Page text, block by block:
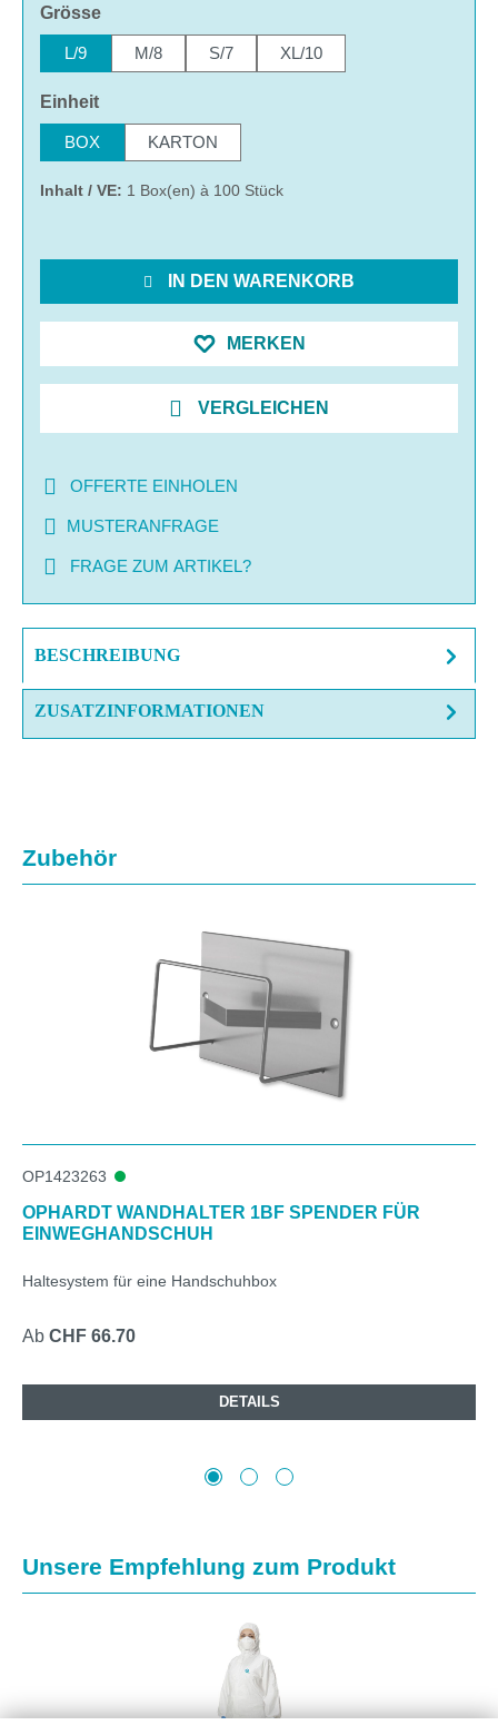
Grösseauswählen
L/9 M/8 S/7 XL/10
Einheitauswählen
BOX KARTON
Inhalt / VE: 1 Box(en) à 100 Stück
IN DEN WARENKORB
MERKEN
VERGLEICHEN
OFFERTE EINHOLEN
MUSTERANFRAGE
FRAGE ZUM ARTIKEL?
BESCHREIBUNG
ZUSATZINFORMATIONEN
Produktgalerie überspringen
Zubehör
OP1423263
OPHARDT WANDHALTER 1BF SPENDER FÜR
EINWEGHANDSCHUH
Haltesystem für eine Handschuhbox
Ab CHF 66.70
DETAILS
Produktgalerie überspringen
Unsere Empfehlung zum Produkt